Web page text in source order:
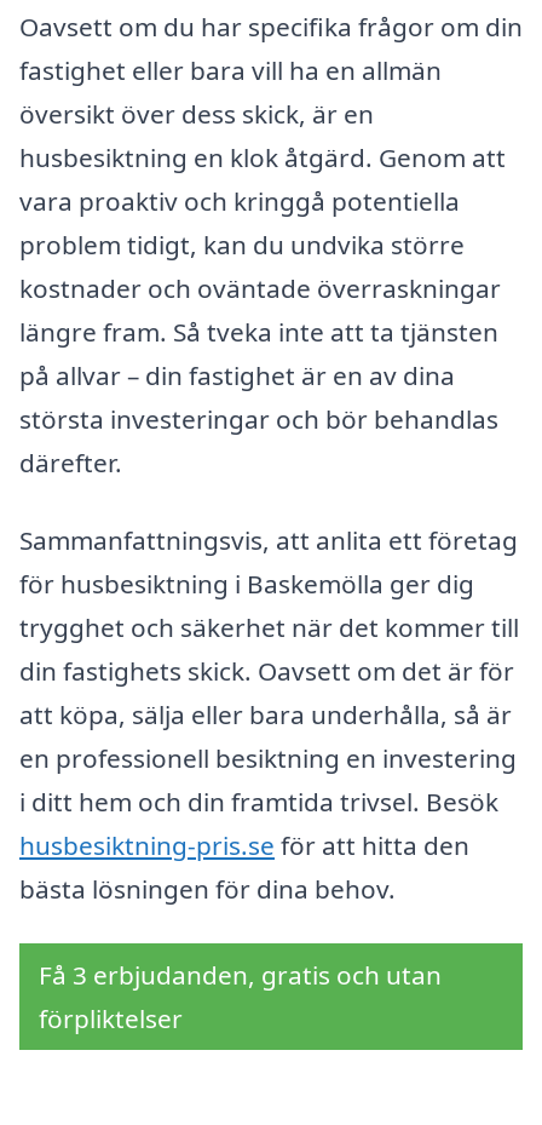
Oavsett om du har specifika frågor om din
fastighet eller bara vill ha en allmän
översikt över dess skick, är en
husbesiktning en klok åtgärd. Genom att
vara proaktiv och kringgå potentiella
problem tidigt, kan du undvika större
kostnader och oväntade överraskningar
längre fram. Så tveka inte att ta tjänsten
på allvar – din fastighet är en av dina
största investeringar och bör behandlas
därefter.
Sammanfattningsvis, att anlita ett företag
för husbesiktning i Baskemölla ger dig
trygghet och säkerhet när det kommer till
din fastighets skick. Oavsett om det är för
att köpa, sälja eller bara underhålla, så är
en professionell besiktning en investering
i ditt hem och din framtida trivsel. Besök
husbesiktning-pris.se för att hitta den
bästa lösningen för dina behov.
Få 3 erbjudanden, gratis och utan
förpliktelser